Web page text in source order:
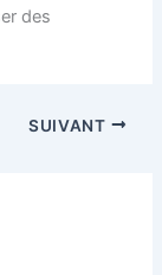
des
SUIVANT